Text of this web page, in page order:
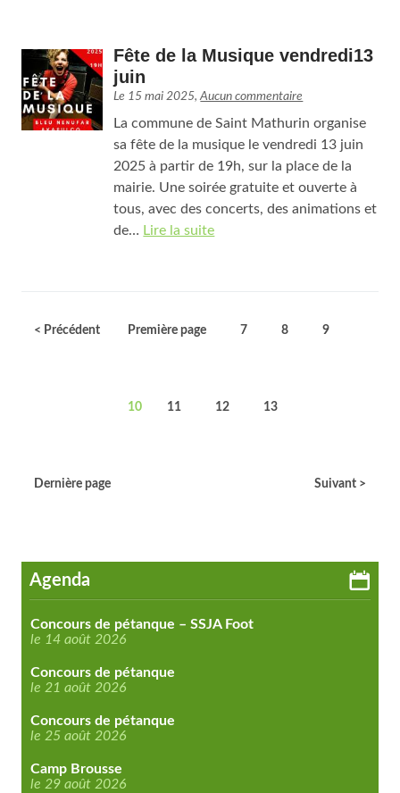
Fête de la Musique vendredi13
juin
Le 15 mai 2025,Aucun commentaire
La commune de Saint Mathurin organise
sa fête de la musique le vendredi 13 juin
2025 à partir de 19h, sur la place de la
mairie. Une soirée gratuite et ouverte à
tous, avec des concerts, des animations et
de… Lire la suite
Première page
< Précédent 7 8 9
10 11 12 13
Suivant >
Dernière page
Agenda
Concours de pétanque – SSJA Foot
le 14 août 2026
Concours de pétanque
le 21 août 2026
Concours de pétanque
le 25 août 2026
Camp Brousse
le 29 août 2026